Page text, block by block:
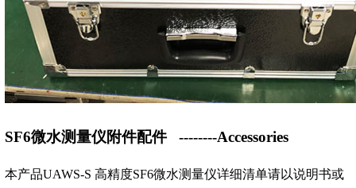
SF6微水测量仪附件配件 --------Accessories
本产品UAWS-S 高精度SF6微水测量仪详细清单请以说明书或